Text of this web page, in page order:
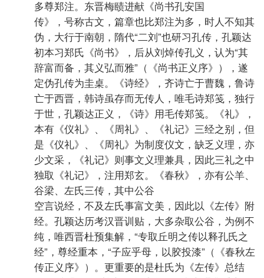
多尊郑注。东晋梅赜进献《尚书孔安国
传》，号称古文，篇章也比郑注为多，时人不知其
伪，大行于南朝，隋代“二刘”也研习孔传，孔颖达
初本习郑氏《尚书》，后从刘焯传孔义，认为“其
辞富而备，其义弘而雅”（《尚书正义序》），遂
定伪孔传为圭桌。《诗经》，齐诗亡于曹魏，鲁诗
亡于西晋，韩诗虽存而无传人，唯毛诗郑笺，独行
于世，孔颖达正义，《诗》用毛传郑笺。《礼》，
本有《仪礼》、《周礼》、《礼记》三经之别，但
是《仪礼》、《周礼》为制度仪文，缺乏义理，亦
少文采，《礼记》则事文义理兼具，因此三礼之中
独取《礼记》，注用郑玄。《春秋》，亦有公羊、
谷梁、左氏三传，其中公谷
空言说经，不及左氏事富文美，因此以《左传》附
经。孔颖达历考汉晋训贴，大多杂取公谷，为例不
纯，唯西晋杜预集解，“专取丘明之传以释孔氏之
经”，尊经重本，“子应乎母，以胶投漆”（《春秋左
传正义序》）。更重要的是杜氏为《左传》总结